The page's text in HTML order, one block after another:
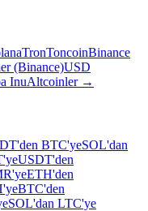
TronToncoinBinance
(Binance)USD
InuAltcoinler→
BTC'yeSOL'dan
USDT'den
ETH'den
BTC'den
SOL'dan LTC'ye